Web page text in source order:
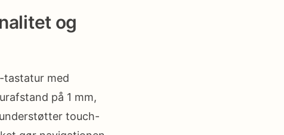
og
tastatur med
på 1 mm,
touch-